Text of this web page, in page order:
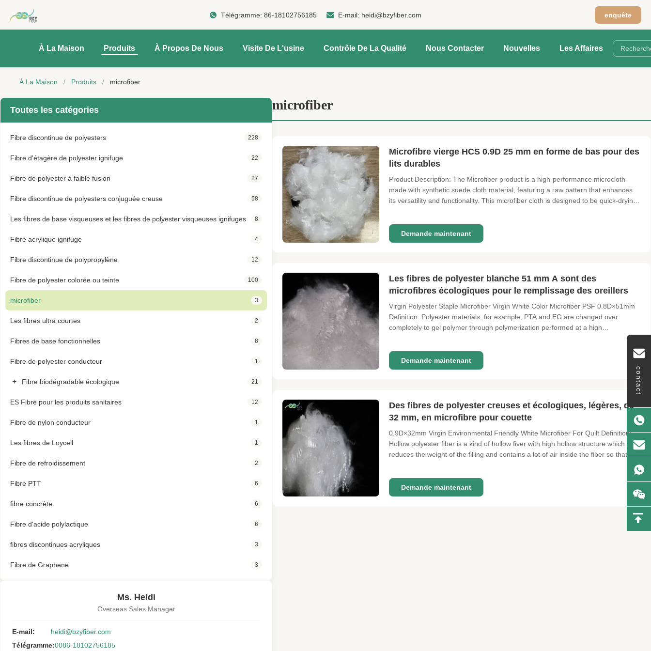
Télégramme:86-18102756185 E-mail: heidi@bzyfiber.com enquête
À La Maison Produits À Propos De Nous Visite De L'usine Contrôle De La Qualité Nous Contacter Nouvelles Les Affaires
contact
À La Maison / Produits / microfiber
Toutes les catégories
Fibre discontinue de polyesters 228
Fibre d'étagère de polyester ignifuge 22
Fibre de polyester à faible fusion 27
Fibre discontinue de polyesters conjuguée creuse 58
Les fibres de base visqueuses et les fibres de polyester visqueuses ignifuges 8
Fibre acrylique ignifuge 4
Fibre discontinue de polypropylène 12
Fibre de polyester colorée ou teinte 100
microfiber 3
Les fibres ultra courtes 2
Fibres de base fonctionnelles 8
Fibre de polyester conducteur 1
+ Fibre biodégradable écologique 21
ES Fibre pour les produits sanitaires 12
Fibre de nylon conducteur 1
Les fibres de Loycell 1
Fibre de refroidissement 2
Fibre PTT 6
fibre concrète 6
Fibre d'acide polylactique 6
fibres discontinues acryliques 3
Fibre de Graphene 3
Ms. Heidi
Overseas Sales Manager
E-mail:
heidi@bzyfiber.com
Télégramme:0086-18102756185
microfiber
Microfibre vierge HCS 0.9D 25 mm en forme de bas pour des
lits durables
Product Description: The Microfiber product is a high-performance microcloth
made with synthetic suede cloth material, featuring a raw pattern that enhances
its versatility and functionality. This microfiber cloth is designed to be quick-drying,
Demande maintenant
Les fibres de polyester blanche 51 mm A sont des
microfibres écologiques pour le remplissage des oreillers
Virgin Polyester Staple Microfiber Virgin White Color Microfiber PSF 0.8D×51mm
Definition: Polyester materials, for example, PTA and EG are changed over
completely to gel polymer through polymerization performed at a high
temperature and strain. After the turning and drawing process, polymer becomes
Demande maintenant
Des fibres de polyester creuses et écologiques, légères, de
32 mm, en microfibre pour couette
0.9D×32mm Virgin Environmental Friendly White Microfiber For Quilt Definition:
Hollow polyester fiber is a kind of hollow fiver with high hollow structure which
reduces the weight of the filling and contains a lot of air inside the fiber so that the
Demande maintenant